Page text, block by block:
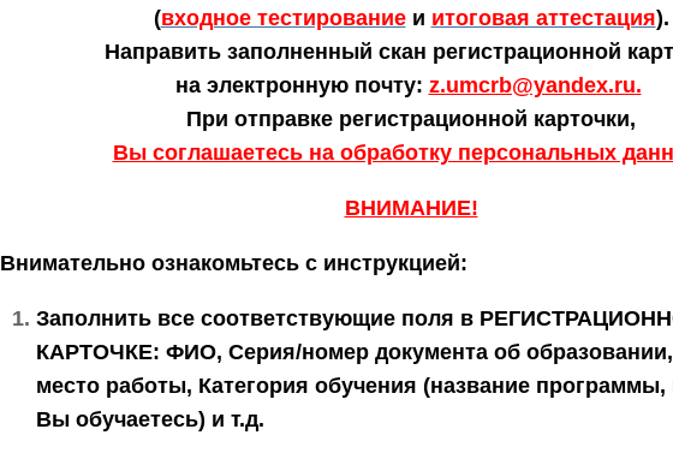
(входное тестированиеи итоговая аттестация).
Направить заполненный скан регистрационной
на электронную почту: z.umcrb@yandex.ru.
При отправке регистрационной карточки,
Вы соглашаетесь на обработку персональных
ВНИМАНИЕ!
Внимательно ознакомьтесь с инструкцией:
Заполнить все соответствующие поля в
КАРТОЧКЕ: ФИО, Серия/номер документа об
место работы, Категория обучения (название программы,
Вы обучаетесь) и т.д.